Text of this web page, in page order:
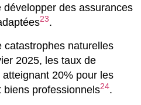
développer des assurances
23.
catastrophes naturelles
2025, les taux de
20% pour les
biens professionnels24.